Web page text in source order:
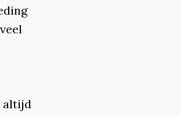
altijd